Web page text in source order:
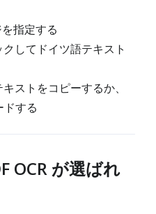
指定する
クしてドイツ語テキスト
ストをコピーするか、
ドする
OCR が選ばれ